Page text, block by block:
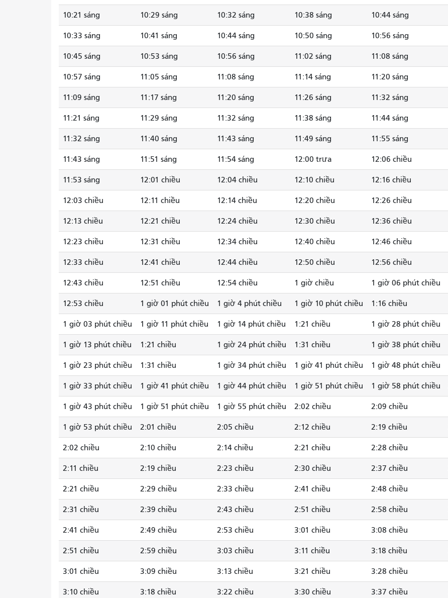
10:21 sáng 10:29 sáng 10:32 sáng 10:38 sáng 10:44 sáng
10:33 sáng 10:41 sáng 10:44 sáng 10:50 sáng 10:56 sáng
10:45 sáng 10:53 sáng 10:56 sáng 11:02 sáng 11:08 sáng
10:57 sáng 11:05 sáng 11:08 sáng 11:14 sáng 11:20 sáng
11:09 sáng 11:17 sáng 11:20 sáng 11:26 sáng 11:32 sáng
11:21 sáng 11:29 sáng 11:32 sáng 11:38 sáng 11:44 sáng
11:32 sáng 11:40 sáng 11:43 sáng 11:49 sáng 11:55 sáng
11:43 sáng 11:51 sáng 11:54 sáng 12:00 trưa 12:06 chiều
11:53 sáng 12:01 chiều 12:04 chiều 12:10 chiều 12:16 chiều
12:03 chiều 12:11 chiều 12:14 chiều 12:20 chiều 12:26 chiều
12:13 chiều 12:21 chiều 12:24 chiều 12:30 chiều 12:36 chiều
12:23 chiều 12:31 chiều 12:34 chiều 12:40 chiều 12:46 chiều
12:33 chiều 12:41 chiều 12:44 chiều 12:50 chiều 12:56 chiều
12:43 chiều 12:51 chiều 12:54 chiều 1 giờ chiều 1 giờ 06 phút chiều
12:53 chiều 1 giờ 01 phút chiều 1 giờ 4 phút chiều 1 giờ 10 phút chiều 1:16 chiều
1 giờ 03 phút chiều 1 giờ 11 phút chiều 1 giờ 14 phút chiều 1:21 chiều 1 giờ 28 phút chiều
1 giờ 13 phút chiều 1:21 chiều 1 giờ 24 phút chiều 1:31 chiều 1 giờ 38 phút chiều
1 giờ 23 phút chiều 1:31 chiều 1 giờ 34 phút chiều 1 giờ 41 phút chiều 1 giờ 48 phút chiều
1 giờ 33 phút chiều 1 giờ 41 phút chiều 1 giờ 44 phút chiều 1 giờ 51 phút chiều 1 giờ 58 phút chiều
1 giờ 43 phút chiều 1 giờ 51 phút chiều 1 giờ 55 phút chiều 2:02 chiều 2:09 chiều
1 giờ 53 phút chiều 2:01 chiều 2:05 chiều 2:12 chiều 2:19 chiều
2:02 chiều 2:10 chiều 2:14 chiều 2:21 chiều 2:28 chiều
2:11 chiều 2:19 chiều 2:23 chiều 2:30 chiều 2:37 chiều
2:21 chiều 2:29 chiều 2:33 chiều 2:41 chiều 2:48 chiều
2:31 chiều 2:39 chiều 2:43 chiều 2:51 chiều 2:58 chiều
2:41 chiều 2:49 chiều 2:53 chiều 3:01 chiều 3:08 chiều
2:51 chiều 2:59 chiều 3:03 chiều 3:11 chiều 3:18 chiều
3:01 chiều 3:09 chiều 3:13 chiều 3:21 chiều 3:28 chiều
3:10 chiều 3:18 chiều 3:22 chiều 3:30 chiều 3:37 chiều